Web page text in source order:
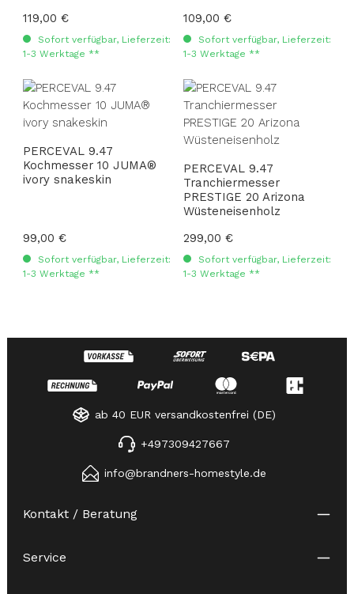
Regulärer Preis:
119,00 €
Sofort verfügbar, Lieferzeit:
1-3 Werktage **
Regulärer Preis:
109,00 €
Sofort verfügbar, Lieferzeit:
1-3 Werktage **
PERCEVAL 9.47
Kochmesser 10 JUMA®
ivory snakeskin
Regulärer Preis:
99,00 €
Sofort verfügbar, Lieferzeit:
1-3 Werktage **
PERCEVAL 9.47
Tranchiermesser
PRESTIGE 20 Arizona
Wüsteneisenholz
Regulärer Preis:
299,00 €
Sofort verfügbar, Lieferzeit:
1-3 Werktage **
ab 40 EUR versandkostenfrei (DE)
+497309427667
info@brandners-homestyle.de
Kontakt / Beratung
Service